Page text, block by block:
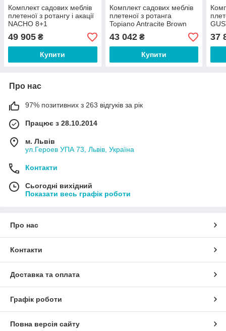
Комплект садових меблів
плетеної з ротангу і акації
NACHO 8+1
49 905 ₴
Купити
Комплект садових меблів
плетеної з ротанга
Topiano Antracite Brown
43 042₴
Купити
37
Про нас
97% позитивних з 263 відгуків за рік
Працює з 28.10.2014
м. Львів
ул.Героев УПА 73, Львів, Україна
Контакти
Сьогодні вихідний
Показати весь графік роботи
Про нас
Контакти
Доставка та оплата
Графік роботи
Повна версія сайту